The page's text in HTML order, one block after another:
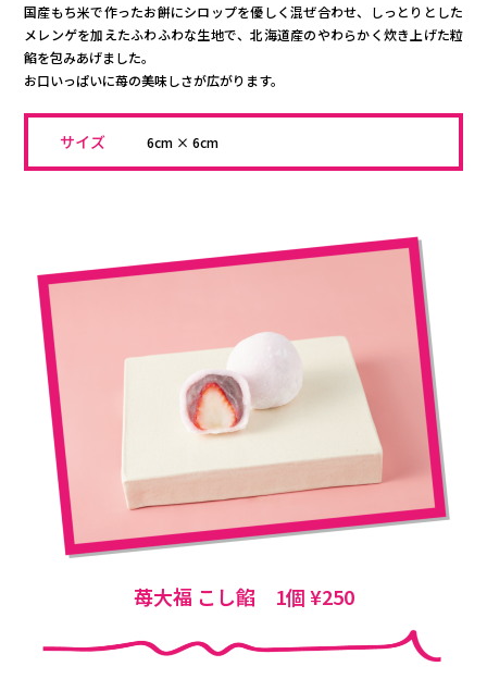
国産もち米で作ったお餅にシロップを優しく混ぜ合わせ、しっとりとした
メレンゲを加えたふわふわな生地で、北海道産のやわらかく炊き上げた粒
餡を包みあげました。
お口いっぱいに苺の美味しさが広がります。
サイズ 6cm × 6cm
苺大福 こし餡 1個 ¥250